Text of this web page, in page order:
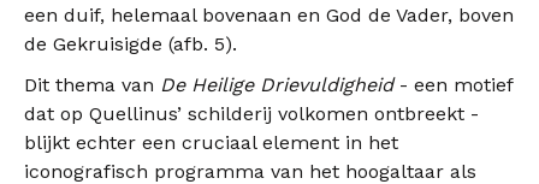
een duif, helemaal bovenaan en God de Vader, boven
de Gekruisigde (afb. 5).
Dit thema van De Heilige Drievuldigheid- een motief
dat op Quellinus’ schilderij volkomen ontbreekt -
blijkt echter een cruciaal element in het
iconografisch programma van het hoogaltaar als